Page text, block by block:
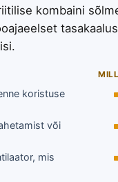
kombaini
koristuse
või
mis